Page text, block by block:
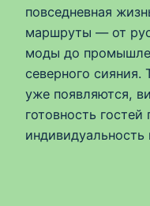
повседневная
маршруты — от
моды до
северного сияния.
уже появляются,
готовность гостей
индивидуальность